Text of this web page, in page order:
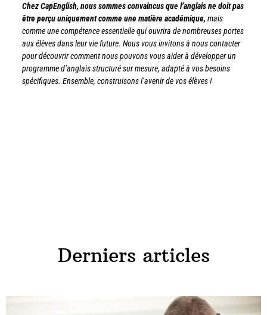
Chez CapEnglish, nous sommes convaincus que l’anglais ne doit pas
être perçu uniquement comme une matière académique, mais
comme une compétence essentielle qui ouvrira de nombreuses portes
aux élèves dans leur vie future. Nous vous invitons à nous contacter
pour découvrir comment nous pouvons vous aider à développer un
programme d’anglais structuré sur mesure, adapté à vos besoins
spécifiques. Ensemble, construisons l’avenir de vos élèves !
Derniers articles